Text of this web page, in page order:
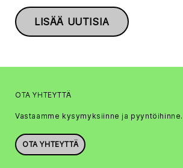
LISÄÄ UUTISIA
OTA YHTEYTTÄ
Vastaamme kysymyksiinne ja pyyntöihinne.
OTA YHTEYTTÄ